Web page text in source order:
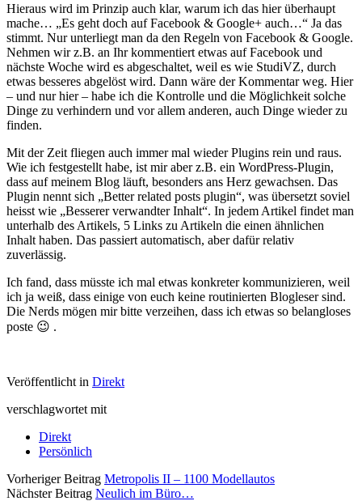
Hieraus wird im Prinzip auch klar, warum ich das hier überhaupt
mache… „Es geht doch auf Facebook & Google+ auch…“ Ja das
stimmt. Nur unterliegt man da den Regeln von Facebook & Google.
Nehmen wir z.B. an Ihr kommentiert etwas auf Facebook und
nächste Woche wird es abgeschaltet, weil es wie StudiVZ, durch
etwas besseres abgelöst wird. Dann wäre der Kommentar weg. Hier
– und nur hier – habe ich die Kontrolle und die Möglichkeit solche
Dinge zu verhindern und vor allem anderen, auch Dinge wieder zu
finden.
Mit der Zeit fliegen auch immer mal wieder Plugins rein und raus.
Wie ich festgestellt habe, ist mir aber z.B. ein WordPress-Plugin,
dass auf meinem Blog läuft, besonders ans Herz gewachsen. Das
Plugin nennt sich „Better related posts plugin“, was übersetzt soviel
heisst wie „Besserer verwandter Inhalt“. In jedem Artikel findet man
unterhalb des Artikels, 5 Links zu Artikeln die einen ähnlichen
Inhalt haben. Das passiert automatisch, aber dafür relativ
zuverlässig.
Ich fand, dass müsste ich mal etwas konkreter kommunizieren, weil
ich ja weiß, dass einige von euch keine routinierten Blogleser sind.
Die Nerds mögen mir bitte verzeihen, dass ich etwas so belangloses
poste 😉 .
Veröffentlicht in Direkt
verschlagwortet mit
Direkt
Persönlich
Vorheriger Beitrag Metropolis II – 1100 Modellautos
Nächster Beitrag Neulich im Büro…